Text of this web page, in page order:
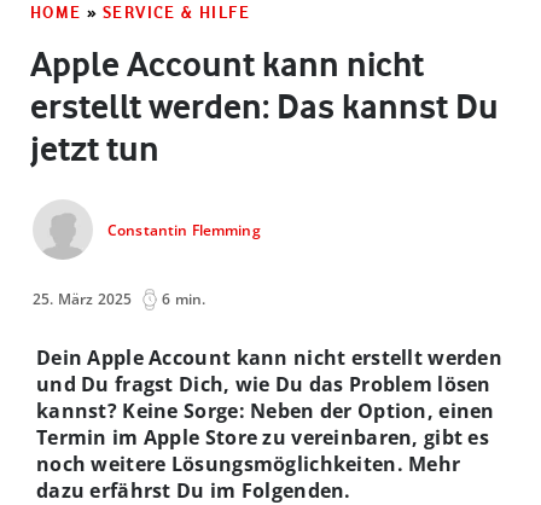
HOME » SERVICE & HILFE
Apple Account kann nicht
erstellt werden: Das kannst Du
jetzt tun
Constantin Flemming
25. März 2025 6 min.
Dein Apple Account kann nicht erstellt werden
und Du fragst Dich, wie Du das Problem lösen
kannst? Keine Sorge: Neben der Option, einen
Termin im Apple Store zu vereinbaren, gibt es
noch weitere Lösungsmöglichkeiten. Mehr
dazu erfährst Du im Folgenden.